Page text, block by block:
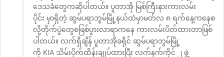
ဒေသခံတွေကဆိုပါတယ်။ ပူတာအို မြစ်ကြီးနားကားလမ်း
ပိုင်း မှာရှိတဲ့ ဆွမ်ပရာဘွမ်မြို့နယ်ထဲမှာမတ်လ ၈ ရက်နေ့ကနေစ
လို့တိုက်ပွဲတွေစဖြစ်ပွားလာရာကနေ ကားလမ်းပိတ်ထားတာဖြစ်
ပါတယ်။ လက်ရှိချိန် ပူတာအိုခရိုင် ဆွမ်ပရာဘွမ်မြို့
ကို KIA သိမ်းပိုက်ထိန်းချုပ်ထားပြီး လက်နက်ကိုင် ၂ ဖွဲ့